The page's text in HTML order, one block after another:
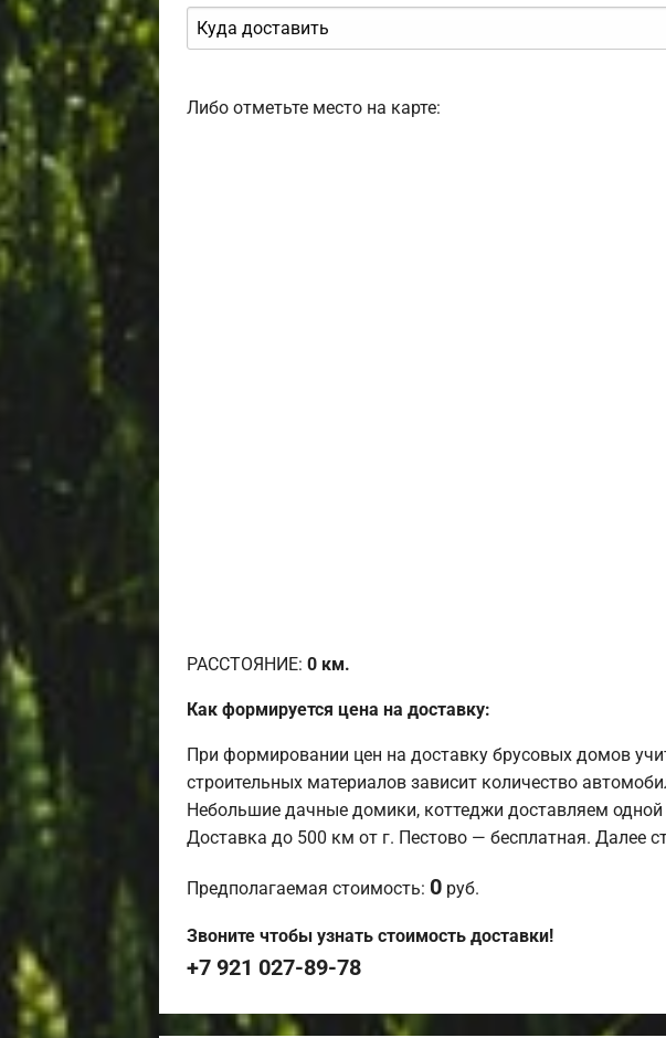
Либо отметьте место на карте:
РАССТОЯНИЕ: 0 км.
Как формируется цена на доставку:
При формировании цен на доставку брусовых домов
строительных материалов зависит количество
Небольшие дачные домики, коттеджи доставляем
Доставка до 500 км от г. Пестово — бесплатная. Далее
Предполагаемая стоимость: 0 руб.
Звоните чтобы узнать стоимость доставки!
+7 921 027-89-78